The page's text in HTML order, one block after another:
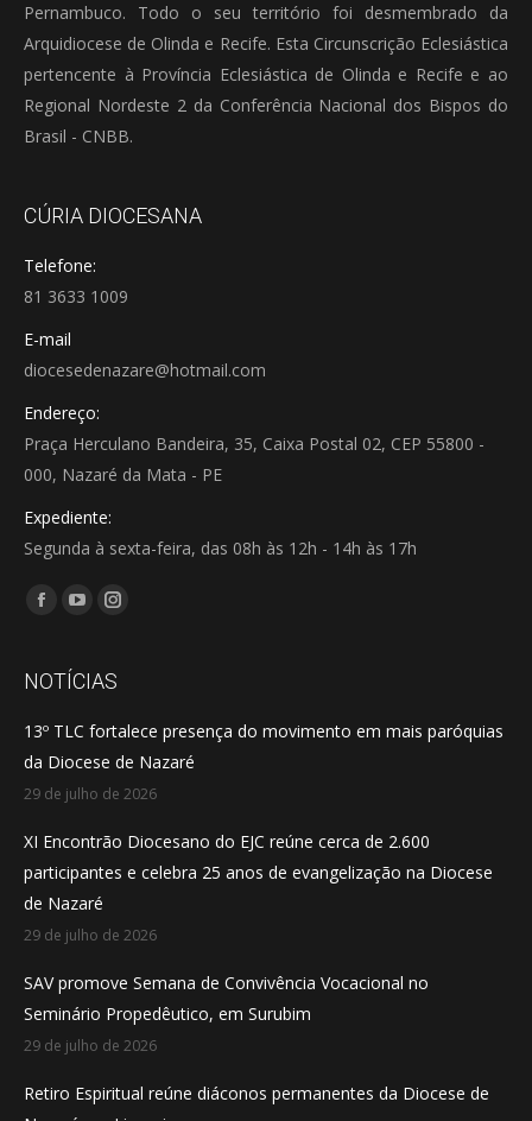
Pernambuco. Todo o seu território foi desmembrado da
Arquidiocese de Olinda e Recife. Esta Circunscrição Eclesiástica
pertencente à Província Eclesiástica de Olinda e Recife e ao
Regional Nordeste 2 da Conferência Nacional dos Bispos do
Brasil - CNBB.
CÚRIA DIOCESANA
Telefone:
81 3633 1009
E-mail
diocesedenazare@hotmail.com
Endereço:
Praça Herculano Bandeira, 35, Caixa Postal 02, CEP 55800 -
000, Nazaré da Mata - PE
Expediente:
Segunda à sexta-feira, das 08h às 12h - 14h às 17h
Encontre-nos em:
Facebook
opens
new
window
YouTube
opens
new
window
Instagram
opens
new
window
NOTÍCIAS
13º TLC fortalece presença do movimento em mais paróquias
da Diocese de Nazaré
29 de julho de 2026
XI Encontrão Diocesano do EJC reúne cerca de 2.600
participantes e celebra 25 anos de evangelização na Diocese
de Nazaré
29 de julho de 2026
SAV promove Semana de Convivência Vocacional no
Seminário Propedêutico, em Surubim
29 de julho de 2026
Retiro Espiritual reúne diáconos permanentes da Diocese de